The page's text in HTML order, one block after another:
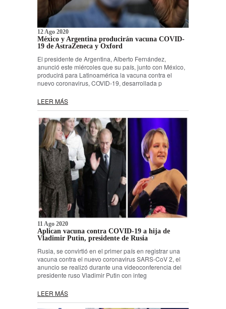
12 Ago 2020
México y Argentina producirán vacuna COVID-
19 de AstraZeneca y Oxford
El presidente de Argentina, Alberto Fernández,
anunció este miércoles que su país, junto con México,
producirá para Latinoamérica la vacuna contra el
nuevo coronavirus, COVID-19, desarrollada p
LEER MÁS
11 Ago 2020
Aplican vacuna contra COVID-19 a hija de
Vladimir Putin, presidente de Rusia
Rusia, se convirtió en el primer país en registrar una
vacuna contra el nuevo coronavirus SARS-CoV 2, el
anuncio se realizó durante una videoconferencia del
presidente ruso Vladimir Putin con integ
LEER MÁS